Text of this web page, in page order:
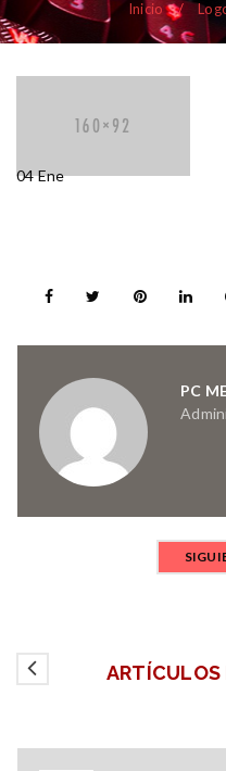
Inicio /
04Ene
PC
ARTÍCULOS